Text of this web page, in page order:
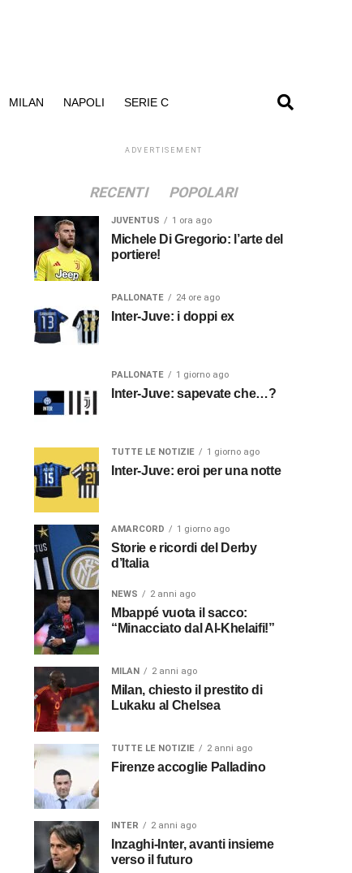
MILAN NAPOLI SERIE C
ADVERTISEMENT
RECENTI POPOLARI
JUVENTUS 1 ora ago
Michele Di Gregorio: l’arte del
portiere!
PALLONATE 24 ore ago
Inter-Juve: i doppi ex
PALLONATE 1 giorno ago
Inter-Juve: sapevate che…?
TUTTE LE NOTIZIE 1 giorno ago
Inter-Juve: eroi per una notte
AMARCORD 1 giorno ago
Storie e ricordi del Derby
d’Italia
NEWS 2 anni ago
Mbappé vuota il sacco:
“Minacciato dal Al-Khelaifi!”
MILAN 2 anni ago
Milan, chiesto il prestito di
Lukaku al Chelsea
TUTTE LE NOTIZIE 2 anni ago
Firenze accoglie Palladino
INTER 2 anni ago
Inzaghi-Inter, avanti insieme
verso il futuro